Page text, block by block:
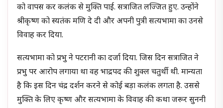
को वापस कर कलंक से मुक्ति पाई. सत्राजित लज्जित हुए. उन्होंने
श्रीकृष्ण को स्यतंक मणि दे दी और अपनी पुत्री सत्यभामा का उनसे
विवाह कर दिया.
सत्यभामा को प्रभु ने पटरानी का दर्जा दिया. जिस दिन सत्राजित ने
प्रभु पर आरोप लगाया था वह भाद्रपद की शुक्ल चतुर्थी थी. मान्यता
है कि इस दिन चंद्र दर्शन करने से कोई बड़ा कलंक लगता है. उससे
मुक्ति के लिए कृष्ण और सत्यभामा के विवाह की कथा जरूर सुननी